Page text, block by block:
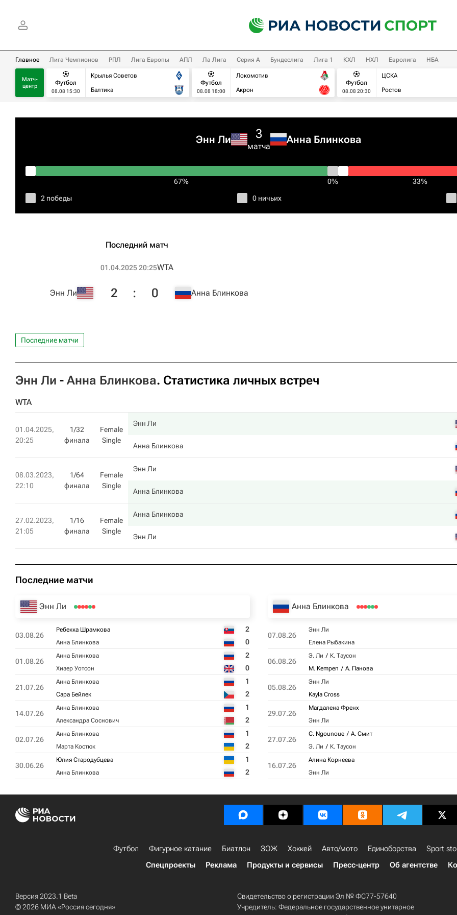
Главное Лига Чемпионов РПЛ Лига Европы АПЛ Ла Лига Серия А Бундеслига Лига 1 КХЛ НХЛ Евролига НБА
Матч-
центр
Футбол
08.08 15:30
Крылья Советов
Балтика
Футбол
08.08 18:00
Локомотив
Акрон
Футбол
08.08 20:30
ЦСКА
Ростов
Энн Ли 3
матча
Анна Блинкова
67% 0% 33%
2 победы 0 ничьих
Последний матч
01.04.2025 20:25WTA
Энн Ли 2 : 0 Анна Блинкова
Последние матчи
Энн Ли - Анна Блинкова. Статистика личных встреч
WTA
01.04.2025,
20:25
1/32
финала
Female
Single
Энн Ли
Анна Блинкова
08.03.2023,
22:10
1/64
финала
Female
Single
Энн Ли
Анна Блинкова
27.02.2023,
21:05
1/16
финала
Female
Single
Анна Блинкова
Энн Ли
Последние матчи
Энн Ли
03.08.26
Ребекка Шрамкова 2
Анна Блинкова 0
01.08.26
Анна Блинкова 2
Хизер Уотсон 0
21.07.26
Анна Блинкова 1
Сара Бейлек 2
14.07.26
Анна Блинкова 1
Александра Соснович 2
02.07.26
Анна Блинкова 1
Марта Костюк 2
30.06.26
Юлия Стародубцева 1
Анна Блинкова 2
Анна Блинкова
07.08.26
Энн Ли
Елена Рыбакина
06.08.26
Э. Ли К. Таусон
M. Kempen А. Панова
05.08.26
Энн Ли
Kayla Cross
29.07.26
Магдалена Френх
Энн Ли
27.07.26
C. Ngounoue А. Смит
Э. Ли К. Таусон
16.07.26
Алина Корнеева
Энн Ли
Футбол Фигурное катание Биатлон ЗОЖ Хоккей Авто/мото Единоборства Sport
Спецпроекты
Реклама Продукты и сервисы Пресс-центр Об агентстве
Версия 2023.1 Beta
© 2026 МИА «Россия сегодня»
Свидетельство о регистрации Эл № ФС77-57640
Учредитель: Федеральное государственное унитарное